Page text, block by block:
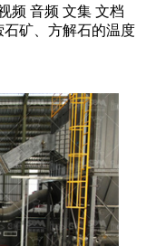
频 音频 文集 文档
矿、方解石的温度